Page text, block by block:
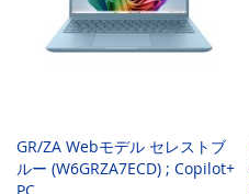
GR/ZA Webモデル セレストブ
ルー (W6GRZA7ECD) ; Copilot+
PC